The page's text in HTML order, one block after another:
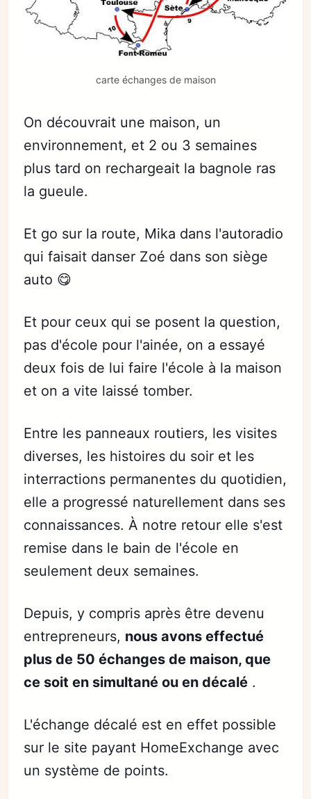
carte échanges de maison
On découvrait une maison, un
environnement, et 2 ou 3 semaines
plus tard on rechargeait la bagnole ras
la gueule.
Et go sur la route, Mika dans l'autoradio
qui faisait danser Zoé dans son siège
auto 😋
Et pour ceux qui se posent la question,
pas d'école pour l'ainée, on a essayé
deux fois de lui faire l'école à la maison
et on a vite laissé tomber.
Entre les panneaux routiers, les visites
diverses, les histoires du soir et les
interractions permanentes du quotidien,
elle a progressé naturellement dans ses
connaissances. À notre retour elle s'est
remise dans le bain de l'école en
seulement deux semaines.
Depuis, y compris après être devenu
entrepreneurs, nous avons effectué
plus de 50 échanges de maison, que
ce soit en simultané ou en décalé .
L'échange décalé est en effet possible
sur le site payant HomeExchange avec
un système de points.